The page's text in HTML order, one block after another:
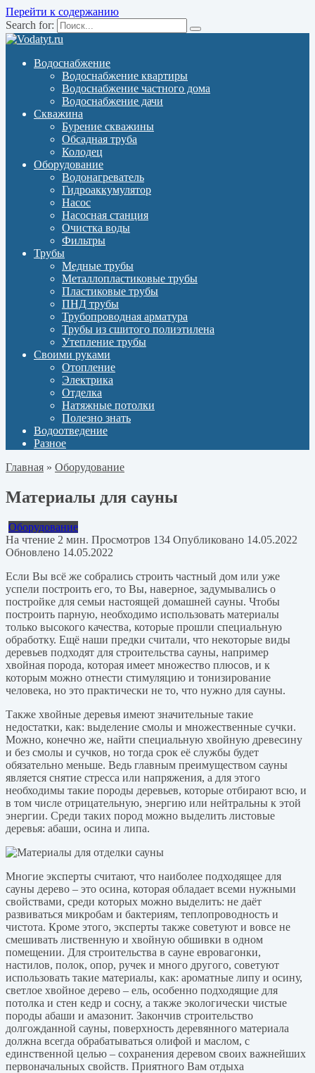
Перейти к содержанию
Search for:
Водоснабжение
Водоснабжение квартиры
Водоснабжение частного дома
Водоснабжение дачи
Скважина
Бурение скважины
Обсадная труба
Колодец
Оборудование
Водонагреватель
Гидроаккумулятор
Насос
Насосная станция
Очистка воды
Фильтры
Трубы
Медные трубы
Металлопластиковые трубы
Пластиковые трубы
ПНД трубы
Трубопроводная арматура
Трубы из сшитого полиэтилена
Утепление трубы
Своими руками
Отопление
Электрика
Отделка
Натяжные потолки
Полезно знать
Водоотведение
Разное
Главная » Оборудование
Материалы для сауны
Оборудование
На чтение 2 мин. Просмотров 134 Опубликовано 14.05.2022
Обновлено 14.05.2022
Если Вы всё же собрались строить частный дом или уже
успели построить его, то Вы, наверное, задумывались о
постройке для семьи настоящей домашней сауны. Чтобы
построить парную, необходимо использовать материалы
только высокого качества, которые прошли специальную
обработку. Ещё наши предки считали, что некоторые виды
деревьев подходят для строительства сауны, например
хвойная порода, которая имеет множество плюсов, и к
которым можно отнести стимуляцию и тонизирование
человека, но это практически не то, что нужно для сауны.
Также хвойные деревья имеют значительные такие
недостатки, как: выделение смолы и множественные сучки.
Можно, конечно же, найти специальную хвойную древесину
и без смолы и сучков, но тогда срок её службы будет
обязательно меньше. Ведь главным преимуществом сауны
является снятие стресса или напряжения, а для этого
необходимы такие породы деревьев, которые отбирают всю, и
в том числе отрицательную, энергию или нейтральны к этой
энергии. Среди таких пород можно выделить листовые
деревья: абаши, осина и липа.
Многие эксперты считают, что наиболее подходящее для
сауны дерево – это осина, которая обладает всеми нужными
свойствами, среди которых можно выделить: не даёт
развиваться микробам и бактериям, теплопроводность и
чистота. Кроме этого, эксперты также советуют и вовсе не
смешивать лиственную и хвойную обшивки в одном
помещении. Для строительства в сауне евровагонки,
настилов, полок, опор, ручек и много другого, советуют
использовать такие материалы, как: ароматные липу и осину,
светлое хвойное дерево – ель, особенно подходящие для
потолка и стен кедр и сосну, а также экологически чистые
породы абаши и амазонит. Закончив строительство
долгожданной сауны, поверхность деревянного материала
должна всегда обрабатываться олифой и маслом, с
единственной целью – сохранения деревом своих важнейших
первоначальных свойств. Приятного Вам отдыха